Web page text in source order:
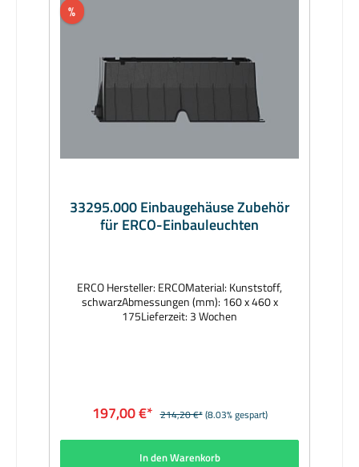
%
33295.000 Einbaugehäuse Zubehör
für ERCO-Einbauleuchten
ERCO Hersteller: ERCOMaterial: Kunststoff,
schwarzAbmessungen (mm): 160 x 460 x
175Lieferzeit: 3 Wochen
197,00 €* 214,20 €*(8.03% gespart)
In den Warenkorb